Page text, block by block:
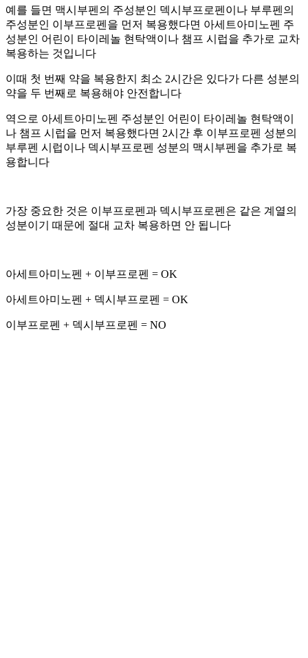
예를 들면 맥시부펜의 주성분인 덱시부프로펜이나 부루펜의
주성분인 이부프로펜을 먼저 복용했다면 아세트아미노펜 주
성분인 어린이 타이레놀 현탁액이나 챔프 시럽을 추가로 교차
복용하는 것입니다
이때 첫 번째 약을 복용한지 최소 2시간은 있다가 다른 성분의
약을 두 번째로 복용해야 안전합니다
역으로 아세트아미노펜 주성분인 어린이 타이레놀 현탁액이
나 챔프 시럽을 먼저 복용했다면 2시간 후 이부프로펜 성분의
부루펜 시럽이나 덱시부프로펜 성분의 맥시부펜을 추가로 복
용합니다
가장 중요한 것은 이부프로펜과 덱시부프로펜은 같은 계열의
성분이기 때문에 절대 교차 복용하면 안 됩니다
아세트아미노펜 + 이부프로펜 = OK
아세트아미노펜 + 덱시부프로펜 = OK
이부프로펜 + 덱시부프로펜 = NO